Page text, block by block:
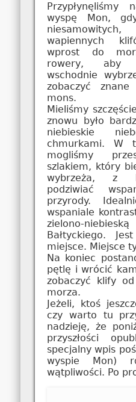
Przypłynęliśmy
wyspę Mon,
wapiennych
wprost do
rowery, aby
wschodnie
zobaczyć
mons.
Mieliśmy
znowu było
niebieskie
chmurkami. W
mogliśmy
szlakiem, który
wybrzeża, z
podziwiać
przyrody.
wspaniale
zielono-
Bałtyckiego.
miejsce. Miejsce
Na koniec
pętlę i wrócić
zobaczyć klify
morza.
Jeżeli, ktoś
czy warto tu
nadzieję, że
przyszłości
specjalny wpis
wyspie Mon)
wątpliwości. Po